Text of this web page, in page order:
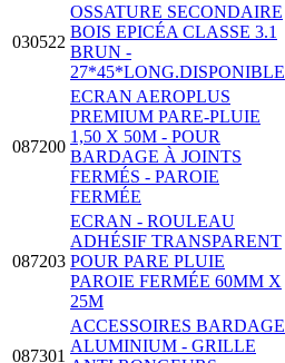
030522
OSSATURE SECONDAIRE
BOIS EPICÉA CLASSE 3.1
BRUN -
27*45*LONG.DISPONIBLE
087200
ECRAN AEROPLUS
PREMIUM PARE-PLUIE
1,50 X 50M - POUR
BARDAGE À JOINTS
FERMÉS - PAROIE
FERMÉE
087203
ECRAN - ROULEAU
ADHÉSIF TRANSPARENT
POUR PARE PLUIE
PAROIE FERMÉE 60MM X
25M
087301
ACCESSOIRES BARDAGE
ALUMINIUM - GRILLE